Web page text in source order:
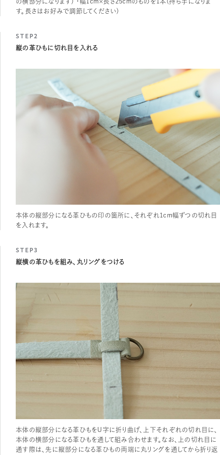
す。長さはお好みで調節してください）
STEP2
縦の革ひもに切れ目を入れる
本体の縦部分になる革ひもの印の箇所に、それぞれ1cm幅ずつの切れ目
を入れます。
STEP3
縦横の革ひもを組み、丸リングをつける
本体の縦部分になる革ひもをU字に折り曲げ、上下それぞれの切れ目に、
本体の横部分になる革ひもを通して組み合わせます。なお、上の切れ目に
通す際は、先に縦部分になる革ひもの両端に丸リングを通してから折り返